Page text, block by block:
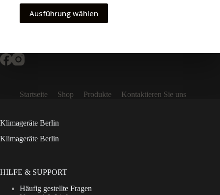
Ausführung wählen
Dieses
Produkt
weist
auf.
Die
der
werden
Startseite Shop Produkte Kontaktieren Sie uns
Klimageräte Berlin
Klimageräte Berlin
HILFE & SUPPORT
Häufig gestellte Fragen